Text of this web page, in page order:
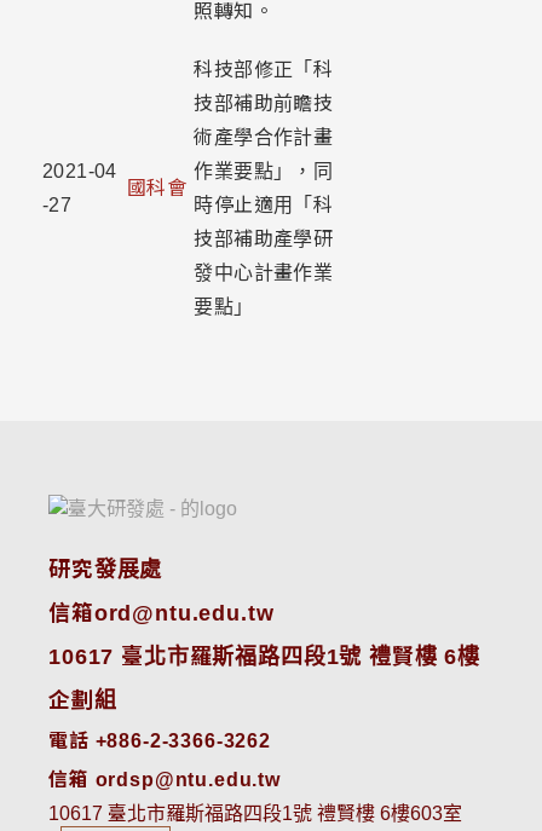
照轉知。
2021-04
-27
國科會
科技部修正「科
技部補助前瞻技
術產學合作計畫
作業要點」，同
時停止適用「科
技部補助產學研
發中心計畫作業
要點」
研究發展處
信箱ord@ntu.edu.tw
10617 臺北市羅斯福路四段1號 禮賢樓 6樓
企劃組
電話 +886-2-3366-3262
信箱 ordsp@ntu.edu.tw
10617 臺北市羅斯福路四段1號 禮賢樓 6樓603室